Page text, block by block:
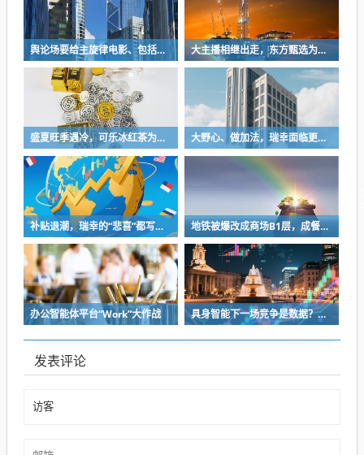
舆论场要给主旋律电影、包括所有影视和艺术创作多一些发挥空间 大主播相继出走，东方甄选为何不慌？
盛夏旺季遇冷，可乐冰红茶为何突然卖不动了？ 大野心、做加法，瑞幸面临更高不确定性
补贴退潮，瑞幸的“悲喜”都写在了外卖里 地铁被爆改成商场B1层，成餐饮品牌争夺的新流量入口？
办公智能体平台“Work”大作战 具身智能下一场竞争是数据？还是“具身 o1时刻”？
发表评论